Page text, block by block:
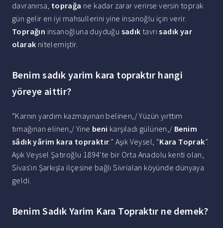
davranırsa, toprağa ne kadar zarar verirse versin toprak
gün gelir en iyi mahsullerini yine insanoğlu için verir.
Toprağın insanoğluna duyduğu sadık tavrısadık yar
olarak nitelemiştir.
Benim sadık yarim kara topraktır hangi
yöreye aittir?
“Karnın yardım kazmayınan belinen,/ Yüzün yırttım
tırnağınan elinen,/ Yine beni karşıladı gülünen,/ Benim
sâdık yârim kara topraktır.” Aşık Veysel, “Kara Toprak”.
Aşık Veysel Şatıroğlu 1894'te bir Orta Anadolu kenti olan,
Sivas'ın Şarkışla ilçesine bağlı Sivrialan köyünde dünyaya
geldi.
Benim Sadık Yarim Kara Topraktır ne demek?